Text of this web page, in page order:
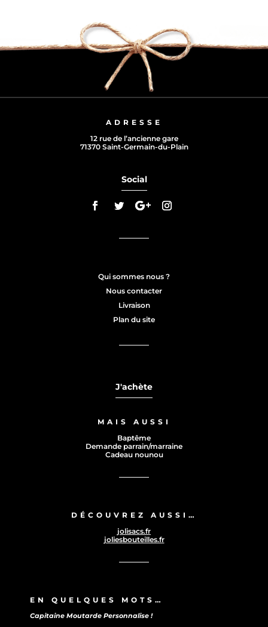
ADRESSE
12 rue de l’ancienne gare
71370 Saint-Germain-du-Plain
Social
Qui sommes nous ?
Nous contacter
Livraison
Plan du site
J'achète
MAIS AUSSI
Baptême
Demande parrain/marraine
Cadeau nounou
DÉCOUVREZ AUSSI…
jolisacs.fr
joliesbouteilles.fr
EN QUELQUES MOTS…
Capitaine Moutarde Personnalise !